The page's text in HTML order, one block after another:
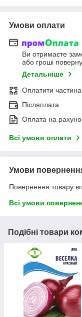
Умови оплати
Ви отримаєте
або гроші
Детальніше
Оплатити
Післяплата
Оплата на
Всі умови оплати
Умови
Повернення товару
Всі умови
Подібні товари